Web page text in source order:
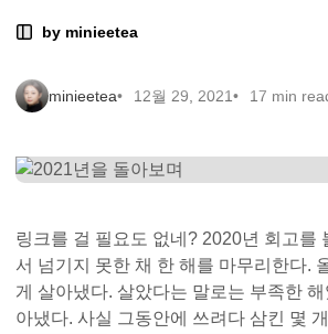
to
to
to
by minieetea
2021년을 돌아보며
2021년을 돌아보며
minieetea 12월 29, 2021 17 min
링크를 걸 필요도 없네? 2020년 회고를
서 넘기지 못한 채 한 해를 마무리한다.
게 살아냈다. 살았다는 말로는 부족한
아냈다. 사실 그동안에 쓰려다 삼킨 몇